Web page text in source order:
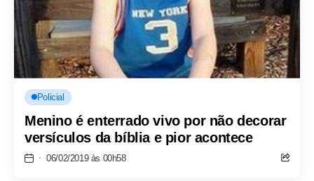
Policial
Menino é enterrado vivo por não decorar
versículos da bíblia e pior acontece
06/02/2019 às 00h58